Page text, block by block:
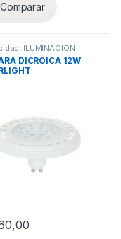
Comparar
ILUMINACION
DICROICA 12W